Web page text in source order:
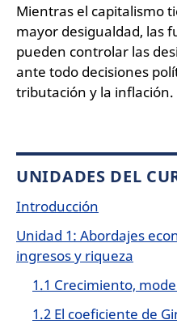
Mientras el capitalismo
mayor desigualdad, las
pueden controlar las
ante todo decisiones
tributación y la inflación.
UNIDADES DEL
Introducción
Unidad 1: Abordajes
ingresos y riqueza
1.1 Crecimiento,
1.2 El coeficiente de